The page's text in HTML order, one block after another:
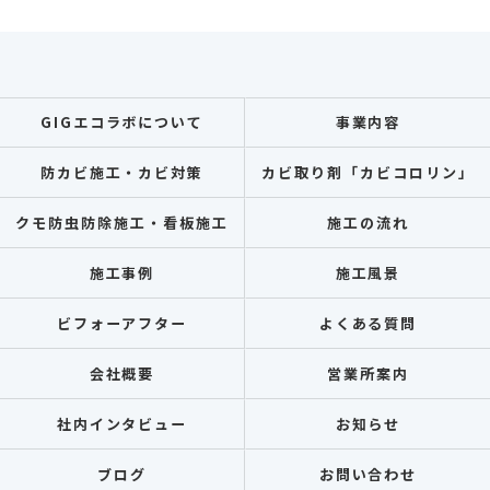
GIGエコラボについて 事業内容
防カビ施工・カビ対策 カビ取り剤「カビコロリン」
クモ防虫防除施工・看板施工 施工の流れ
施工事例 施工風景
ビフォーアフター よくある質問
会社概要 営業所案内
社内インタビュー お知らせ
ブログ お問い合わせ